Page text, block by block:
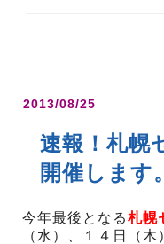
2013/08/25
速報！札幌
開催します。
今年最後となる札幌
（水）、１４日（